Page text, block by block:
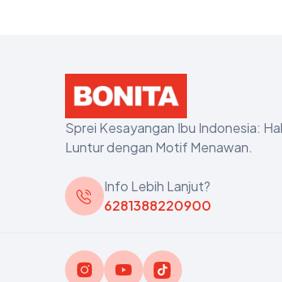
Sprei Kesayangan Ibu Indonesia:
Luntur dengan Motif Menawan.
Info Lebih Lanjut?
6281388220900